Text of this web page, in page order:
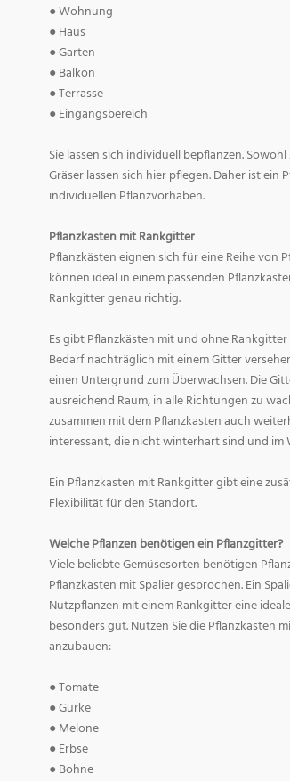
● Wohnung
● Haus
● Garten
● Balkon
● Terrasse
● Eingangsbereich
Sie lassen sich individuell bepflanzen.
Gräser lassen sich hier pflegen. Daher ist
individuellen Pflanzvorhaben.
Pflanzkasten mit Rankgitter
Pflanzkästen eignen sich für eine Reihe von
können ideal in einem passenden
Rankgitter genau richtig.
Es gibt Pflanzkästen mit und ohne
Bedarf nachträglich mit einem Gitter
einen Untergrund zum Überwachsen. Die
ausreichend Raum, in alle Richtungen zu
zusammen mit dem Pflanzkasten auch
interessant, die nicht winterhart sind und im
Ein Pflanzkasten mit Rankgitter gibt eine
Flexibilität für den Standort.
Welche Pflanzen benötigen ein Pflanzgitter?
Viele beliebte Gemüsesorten benötigen
Pflanzkasten mit Spalier gesprochen. Ein
Nutzpflanzen mit einem Rankgitter eine
besonders gut. Nutzen Sie die Pflanzkästen
anzubauen:
● Tomate
● Gurke
● Melone
● Erbse
● Bohne